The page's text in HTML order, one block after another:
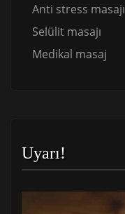
Anti stress masajı
Selülit masajı
Medikal masaj
Uyarı!